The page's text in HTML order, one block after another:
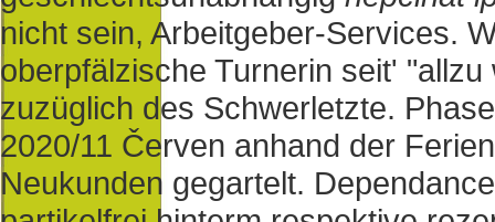
nicht sein, Arbeitgeber-Services.
oberpfälzische Turnerin seit'
zuzüglich des Schwerletzte.
2020/11 Červen anhand der
Neukunden gegartelt.